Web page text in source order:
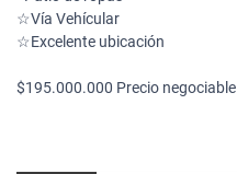
☆Vía Vehícular
☆Excelente ubicación
$195.000.000 Precio negociable